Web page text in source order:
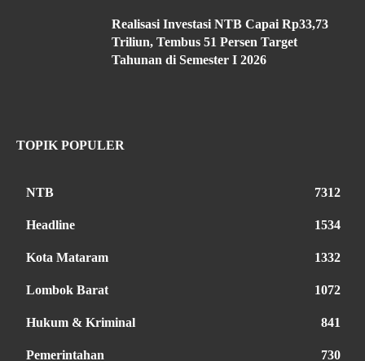
Realisasi Investasi NTB Capai Rp33,73
Triliun, Tembus 51 Persen Target
Tahunan di Semester I 2026
TOPIK POPULER
NTB 7312
Headline 1534
Kota Mataram 1332
Lombok Barat 1072
Hukum & Kriminal 841
Pemerintahan 730